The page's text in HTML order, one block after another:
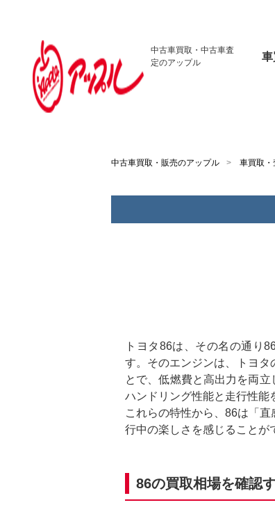
中古車買取・ 中古車査
定のアップル
車
中古車買取・販売のアップル 車買取・
トヨタ86は、その名の通り
す。そのエンジンは、トヨタ
とで、低燃費と高出力を両
ハンドリング性能と走行性能
これらの特性から、86は「
行中の楽しさを感じることが
86の買取相場を確認